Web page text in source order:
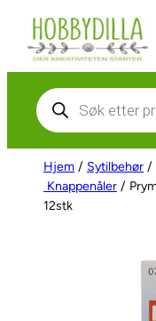
Hopp
innhold
Products
search
Hjem / Sytilbehør /
Knappenåler /
12stk